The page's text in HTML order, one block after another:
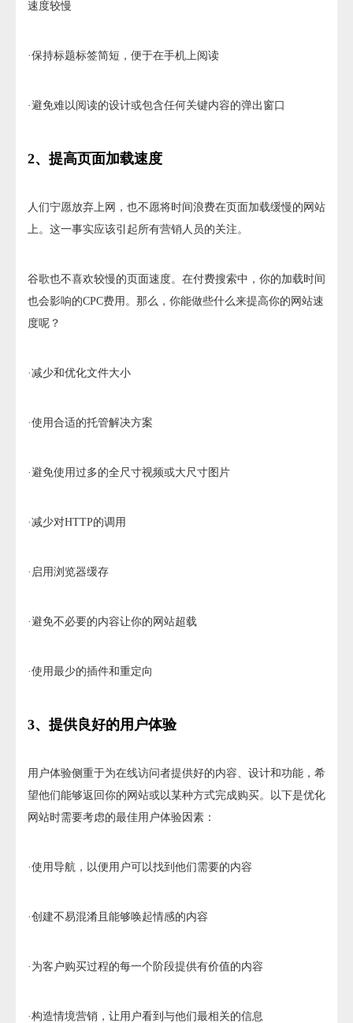
速度较慢
·保持标题标签简短，便于在手机上阅读
·避免难以阅读的设计或包含任何关键内容的弹出窗口
2、提高页面加载速度
人们宁愿放弃上网，也不愿将时间浪费在页面加载缓慢的网站
上。这一事实应该引起所有营销人员的关注。
谷歌也不喜欢较慢的页面速度。在付费搜索中，你的加载时间
也会影响的CPC费用。那么，你能做些什么来提高你的网站速
度呢？
·减少和优化文件大小
·使用合适的托管解决方案
·避免使用过多的全尺寸视频或大尺寸图片
·减少对HTTP的调用
·启用浏览器缓存
·避免不必要的内容让你的网站超载
·使用最少的插件和重定向
3、提供良好的用户体验
用户体验侧重于为在线访问者提供好的内容、设计和功能，希
望他们能够返回你的网站或以某种方式完成购买。以下是优化
网站时需要考虑的最佳用户体验因素：
·使用导航，以便用户可以找到他们需要的内容
·创建不易混淆且能够唤起情感的内容
·为客户购买过程的每一个阶段提供有价值的内容
·构造情境营销，让用户看到与他们最相关的信息